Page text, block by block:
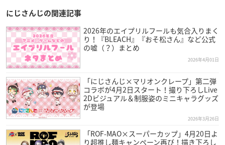
にじさんじの関連記事
2026年のエイプリルフールも気合入りまく
り！『BLEACH』『おそ松さん』など公式
の嘘（？）まとめ
2026年4月01日
「にじさんじ×マリオンクレープ」第二弾
コラボが4月2日スタート！撮り下ろしLive
2Dビジュアル＆制服姿のミニキャラグッズ
が登場
2026年3月26日
「ROF-MAO×スーパーカップ」4月20日よ
り超推し麺キャンペーン再び！描き下ろし